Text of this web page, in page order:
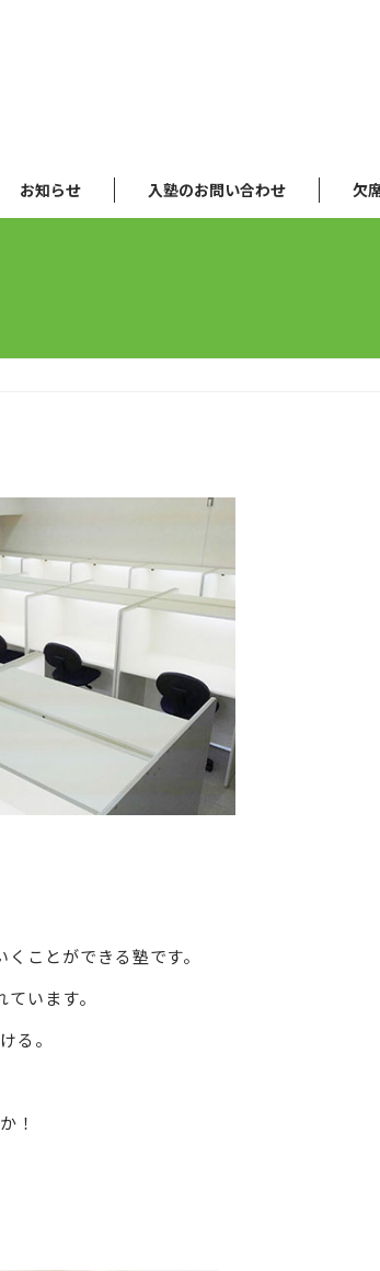
お知らせ 入塾のお問い合わせ 欠
ことができる塾です。
います。
る。
！